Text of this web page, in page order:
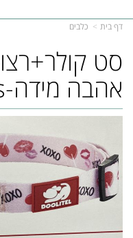
דף בית כלבים
סט
אהבה מידה-s